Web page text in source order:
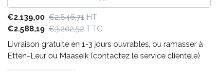
€2.139,00 €2.646,71 HT
€2.588,19 €3.202,52 TTC
Livraison gratuite en 1-3 jours ouvrables, ou ramasser à
Etten-Leur ou Maaseik (contactez le service clientèle)